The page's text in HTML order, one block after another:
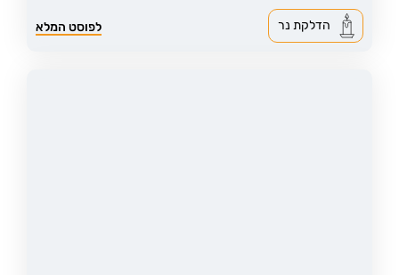
לפוסט המלא הדלקת נר